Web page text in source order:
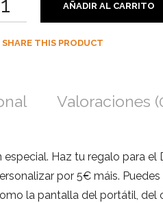
AÑADIR AL CARRITO
SHARE THIS PRODUCT
Valoraciones
Haz tu regalo para el
por 5€ máis.
la pantalla del portátil, del